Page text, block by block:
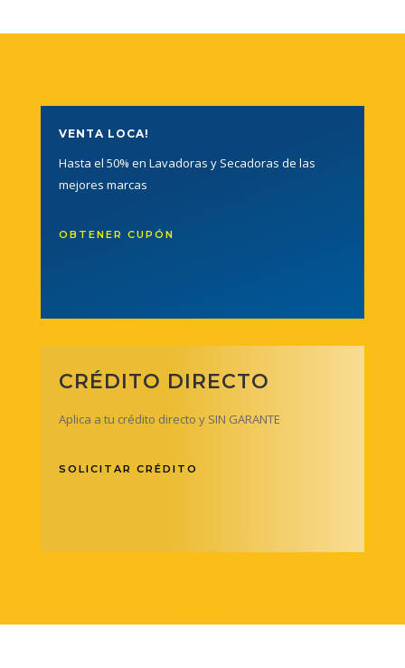
VENTA LOCA!
Hasta el 50% en Lavadoras y Secadoras de las
mejores marcas
OBTENER CUPÓN
CRÉDITO DIRECTO
Aplica a tu crédito directo y SIN GARANTE
SOLICITAR CRÉDITO